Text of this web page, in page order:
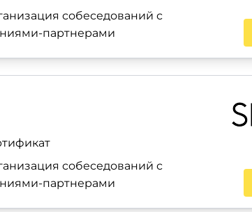
собеседований с
партнерами
собеседований с
партнерами